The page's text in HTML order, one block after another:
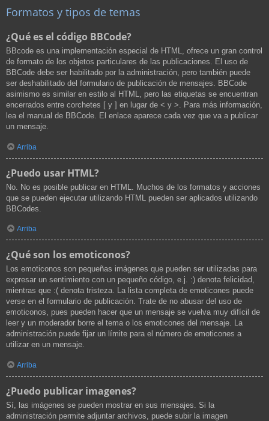
Formatos y tipos de temas
¿Qué es el código BBCode?
BBcode es una implementación especial de HTML, ofrece un gran control
de formato de los objetos particulares de las publicaciones. El uso de
BBCode debe ser habilitado por la administración, pero también puede
ser deshabilitado del formulario de publicación de mensajes. BBCode
asimismo es similar en estilo al HTML, pero las etiquetas se encuentran
encerrados entre corchetes [ y ] en lugar de < y >. Para más información,
lea el manual de BBCode. El enlace aparece cada vez que va a publicar
un mensaje.
Arriba
¿Puedo usar HTML?
No. No es posible publicar en HTML. Muchos de los formatos y acciones
que se pueden ejecutar utilizando HTML pueden ser aplicados utilizando
BBCodes.
Arriba
¿Qué son los emoticonos?
Los emoticonos son pequeñas imágenes que pueden ser utilizadas para
expresar un sentimiento con un pequeño código, e.j. :) denota felicidad,
mientras que :( denota tristeza. La lista completa de emoticones puede
verse en el formulario de publicación. Trate de no abusar del uso de
emoticonos, pues pueden hacer que un mensaje se vuelva muy difícil de
leer y un moderador borre el tema o los emoticones del mensaje. La
administración puede fijar un límite para el número de emoticones a
utilizar en un mensaje.
Arriba
¿Puedo publicar imagenes?
Sí, las imágenes se pueden mostrar en sus mensajes. Si la
administración permite adjuntar archivos, puede subir la imagen